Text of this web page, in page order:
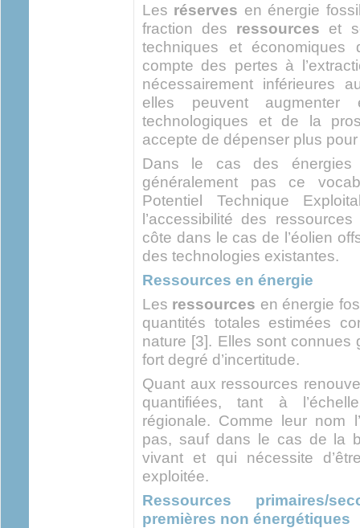
Les réserves en énergie
fraction des ressources et
techniques et économiques
compte des pertes à
nécessairement inférieures
elles peuvent
technologiques et de la
accepte de dépenser plus
Dans le cas des énergies
généralement pas ce
Potentiel Technique
l’accessibilité des
côte dans le cas de l’éolien
des technologies existantes.
Ressources en énergie
Les ressources en énergie
quantités totales estimées
nature [3]. Elles sont
fort degré d’incertitude.
Quant aux ressources
quantifiées, tant à
régionale. Comme leur nom
pas, sauf dans le cas de la
vivant et qui nécessite
exploitée.
Ressources primaires/
premières non énergétiques